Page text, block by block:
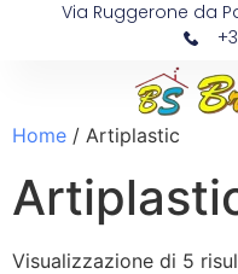
Via Ruggerone da
Home / Artiplastic
Visualizzazione di 5